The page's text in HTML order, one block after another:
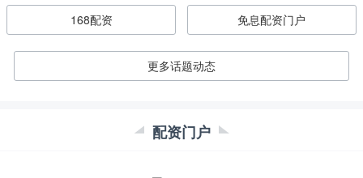
168配资 免息配资门户
更多话题动态
配资门户